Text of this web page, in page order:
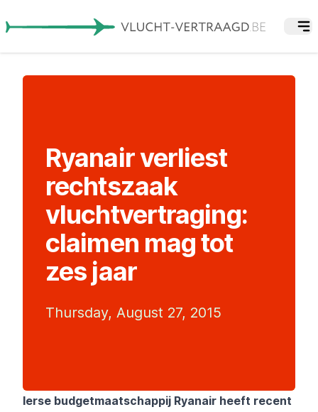
Ryanair verliest
rechtszaak
vluchtvertraging:
claimen mag tot
zes jaar
Thursday, August 27, 2015
Ierse budgetmaatschappij Ryanair heeft recent